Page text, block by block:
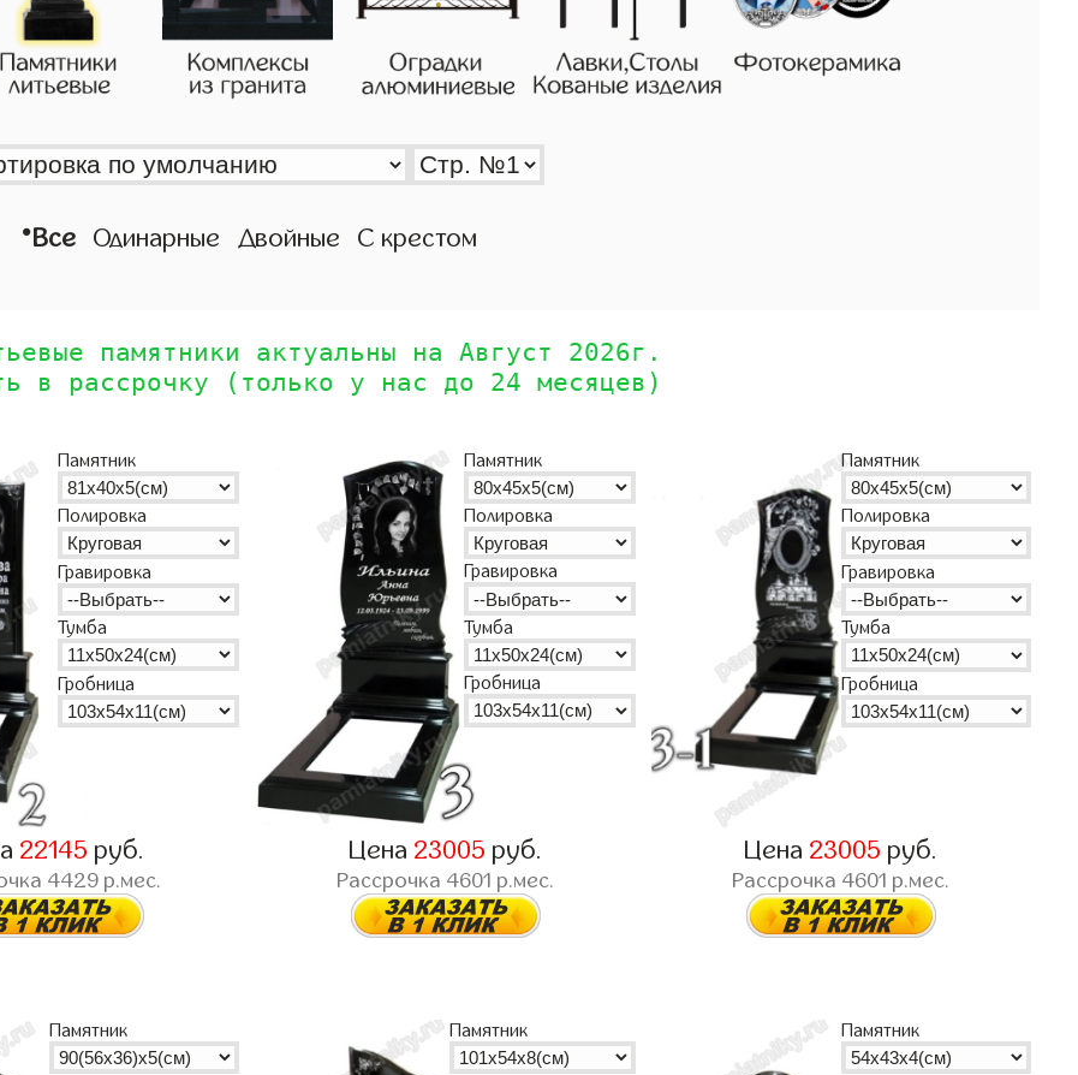
•Все Одинарные Двойные С крестом
памятники актуальны на Август 2026г.
в рассрочку (только у нас до 24 месяцев)
Памятник
Полировка
Гравировка
Тумба
Гробница
22145 руб.
4429 р.мес.
Памятник
Полировка
Гравировка
Тумба
Гробница
Цена 23005 руб.
Рассрочка 4601 р.мес.
Памятник
Полировка
Гравировка
Тумба
Гробница
Цена 23005 руб.
Рассрочка 4601 р.мес.
Памятник Памятник Памятник